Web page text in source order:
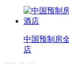
中国预制房
店